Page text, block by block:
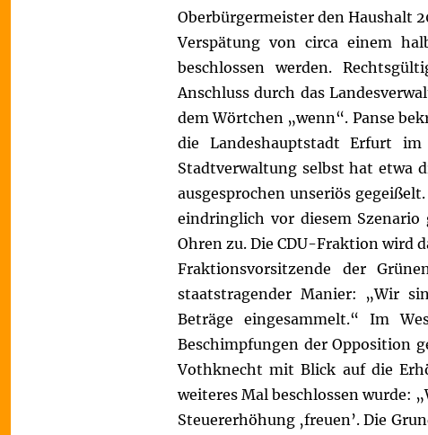
Oberbürgermeister den Haushalt
Verspätung von circa einem
beschlossen werden.
Anschluss durch das
dem Wörtchen „wenn“. Panse
die Landeshauptstadt Erfurt
Stadtverwaltung selbst hat etwa
ausgesprochen unseriös
eindringlich vor diesem
Ohren zu. Die CDU-Fraktion wird
Fraktionsvorsitzende der
staatstragender Manier: „Wir
Beträge eingesammelt.“ Im
Beschimpfungen der Opposition
Vothknecht mit Blick auf die
weiteres Mal beschlossen wurde:
Steuererhöhung ‚freuen’. Die